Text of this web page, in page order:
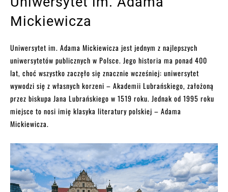
Mickiewicza
Uniwersytet im. Adama Mickiewicza jest jednym z najlepszych
uniwersytetów publicznych w Polsce. Jego historia ma ponad 400
lat, choć wszystko zaczęło się znacznie wcześniej: uniwersytet
wywodzi się z własnych korzeni – Akademii Lubrańskiego, założoną
przez biskupa Jana Lubrańskiego w 1519 roku. Jednak od 1995 roku
miejsce to nosi imię klasyka literatury polskiej – Adama
Mickiewicza.